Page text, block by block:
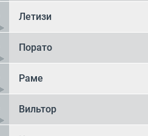
Летизи
Порато
Раме
Вильтор